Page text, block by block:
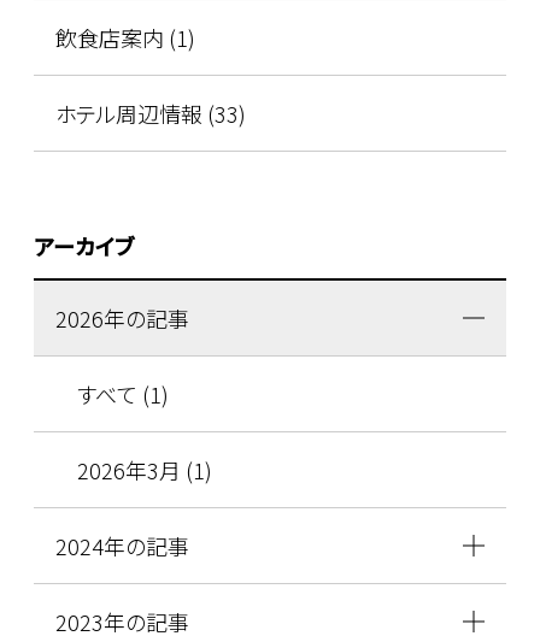
飲食店案内 (1)
ホテル周辺情報 (33)
アーカイブ
2026年の記事
すべて (1)
2026年3月 (1)
2024年の記事
2023年の記事